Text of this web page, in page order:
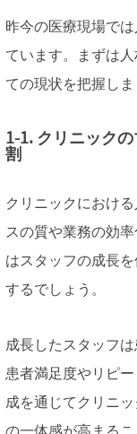
昨今の医療現場で
ています。まずは
ての現状を把握しま
1-1. クリニック
割
クリニックにおけ
スの質や業務の効
はスタッフの成長
するでしょう。
成長したスタッフ
患者満足度やリピ
成を通じてクリニ